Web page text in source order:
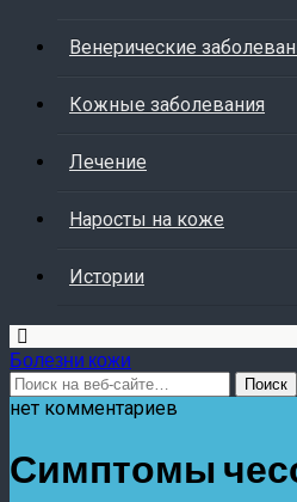
Венерические
Кожные заболевания
Лечение
Наросты на коже
Истории
Болезни кожи
нет комментариев
Симптомы